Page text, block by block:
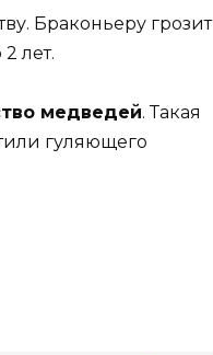
Браконьеру грозит
лет.
медведей. Такая
гуляющего